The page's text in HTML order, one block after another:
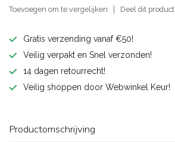
Toevoegen om te vergelijken Deel dit product
Gratis verzending vanaf €50!
Veilig verpakt en Snel verzonden!
14 dagen retourrecht!
Veilig shoppen door Webwinkel Keur!
Productomschrijving